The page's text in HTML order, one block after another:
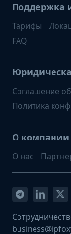
Поддержка
Тарифы
FAQ
Соглашение
Политика
О компании
О нас